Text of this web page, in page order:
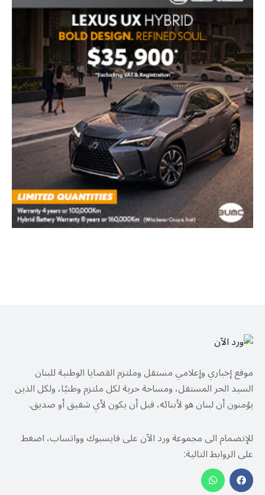
موقع إخباري وإعلامي مستقل وملتزم القضايا الوطنية للبنان
السيد الحر المستقل، ومساحة حرية لكل ملتزم وطنيًا، ولكل الذين
يؤمنون أن لبنان هو لأبنائه، قبل أن يكون لأي شقيق أو صديق.
للإنضمام الى مجموعة ورد الآن على فايسبوك وواتساب، اضغط
على الروابط التالية: